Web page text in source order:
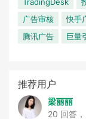
广告审核
快手
腾讯广告
巨量
推荐用户
梁丽丽
20 回答